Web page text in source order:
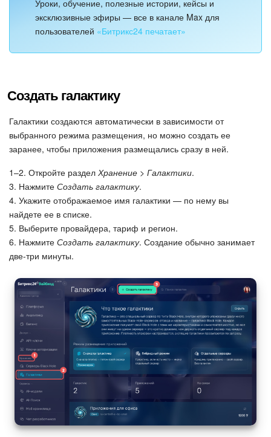
Уроки, обучение, полезные истории, кейсы и
эксклюзивные эфиры — все в канале Max для
пользователей «Битрикс24 печатает»
Создать галактику
Галактики создаются автоматически в зависимости от
выбранного режима размещения, но можно создать ее
заранее, чтобы приложения размещались сразу в ней.
1–2. Откройте раздел Хранение > Галактики.
3. Нажмите Создать галактику.
4. Укажите отображаемое имя галактики — по нему вы
найдете ее в списке.
5. Выберите провайдера, тариф и регион.
6. Нажмите Создать галактику. Создание обычно занимает
две-три минуты.